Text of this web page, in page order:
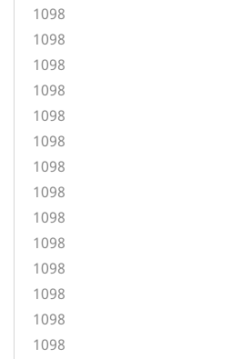
1098
1098
1098
1098
1098
1098
1098
1098
1098
1098
1098
1098
1098
1098